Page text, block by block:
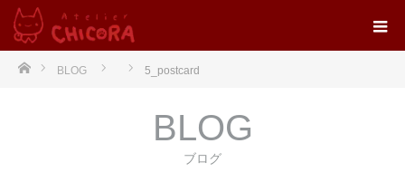
ホームBLOG 5_postcard
BLOG
ブログ